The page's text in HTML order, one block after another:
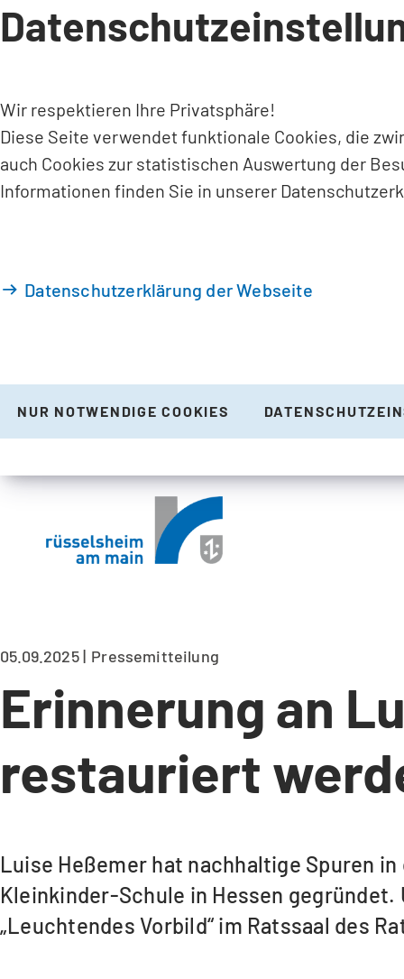
INHALT ANSPRINGEN
Wir respektieren Ihre Privatsphäre!
Diese Seite verwendet funktionale Cookies, die
auch Cookies zur statistischen Auswertung der
Informationen finden Sie in unserer
Datenschutzerklärung der Webseite
NUR NOTWENDIGE COOKIES
05.09.2025 Pressemitteilung
Erinnerung an
restauriert
Luise Heßemer hat nachhaltige Spuren
Kleinkinder-Schule in Hessen
„Leuchtendes Vorbild“ im Ratssaal des